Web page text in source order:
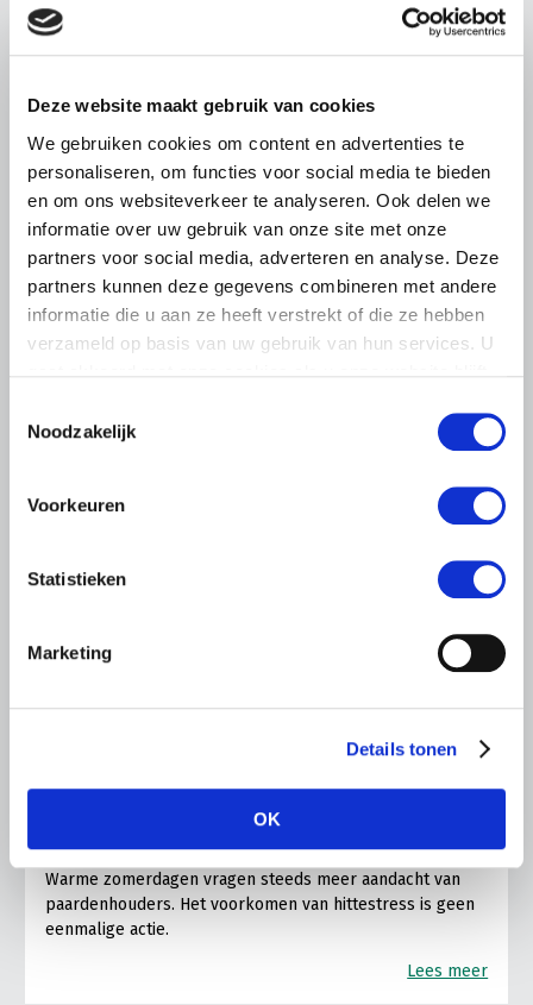
Deze website maakt gebruik van cookies
We gebruiken cookies om content en advertenties te
personaliseren, om functies voor social media te bieden
en om ons websiteverkeer te analyseren. Ook delen we
informatie over uw gebruik van onze site met onze
partners voor social media, adverteren en analyse. Deze
partners kunnen deze gegevens combineren met andere
informatie die u aan ze heeft verstrekt of die ze hebben
verzameld op basis van uw gebruik van hun services. U
Noodzakelijk
Voorkeuren
Statistieken
Marketing
Details tonen
OK
BELANGRIJKE INFORMATIE
Droogte raakt vrijwel alle land- en
tuinbouwsectoren
De aanhoudende droogte en hitte zorgen voor
toenemende problemen in de Nederlandse land- en
tuinbouw. LTO Nederland ziet de gevolgen inmiddels in
vrijwel alle sectoren terug.
Lees meer
Warmere zomers, meer aandacht
voor hittestress bij paarden
Warme zomerdagen vragen steeds meer aandacht van
paardenhouders. Het voorkomen van hittestress is geen
eenmalige actie.
Lees meer